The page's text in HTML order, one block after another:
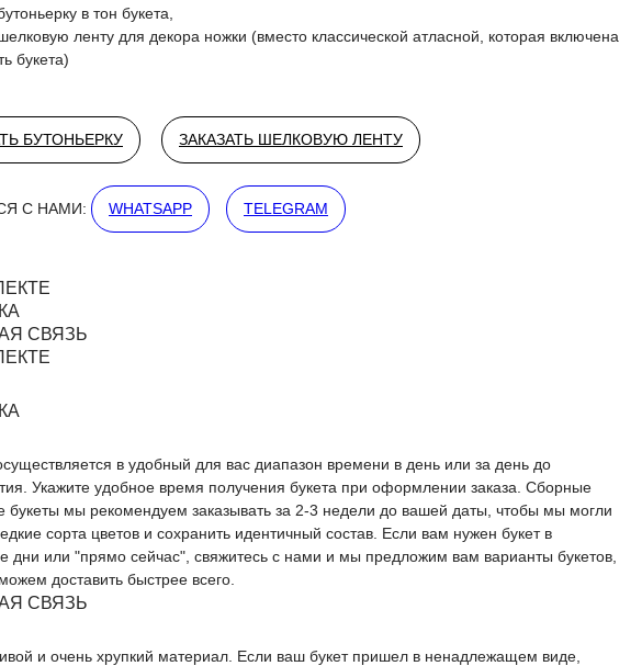
в тон букета,
ленту для декора ножки (вместо классической атласной, которая включена
букета)
БУТОНЬЕРКУ ЗАКАЗАТЬ ШЕЛКОВУЮ ЛЕНТУ
С НАМИ: WHATSAPP TELEGRAM
СВЯЗЬ
в удобный для вас диапазон времени в день или за день до
Укажите удобное время получения букета при оформлении заказа. Сборные
букеты мы рекомендуем заказывать за 2-3 недели до вашей даты, чтобы мы могли
сорта цветов и сохранить идентичный состав. Если вам нужен букет в
дни или "прямо сейчас", свяжитесь с нами и мы предложим вам варианты букетов,
доставить быстрее всего.
СВЯЗЬ
и очень хрупкий материал. Если ваш букет пришел в ненадлежащем виде,